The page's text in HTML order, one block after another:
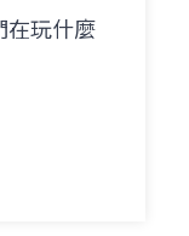
在玩什麼